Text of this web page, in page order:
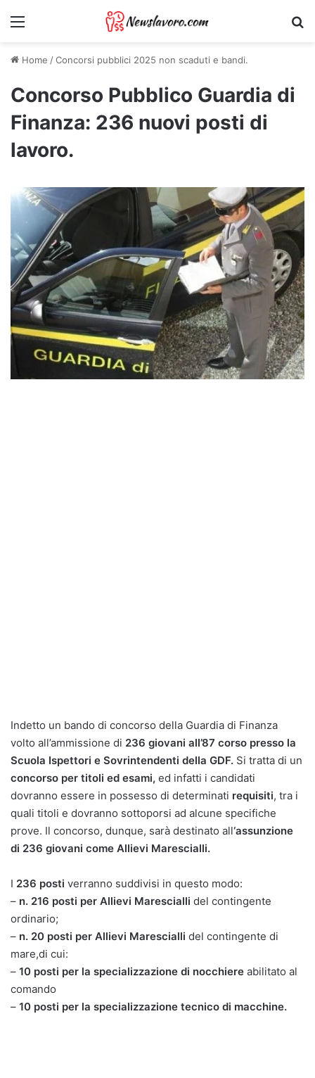
Menu
Home /Concorsi pubblici 2025 non scaduti e bandi.
Concorso Pubblico Guardia di
Finanza: 236 nuovi posti di
lavoro.
Indetto un bando di concorso della Guardia di Finanza
volto all’ammissione di 236 giovani all’87 corso presso la
Scuola Ispettori e Sovrintendenti della GDF. Si tratta di un
concorso per titoli ed esami, ed infatti i candidati
dovranno essere in possesso di determinati requisiti, tra i
quali titoli e dovranno sottoporsi ad alcune specifiche
prove. Il concorso, dunque, sarà destinato all‘assunzione
di 236 giovani come Allievi Marescialli.
I 236 posti verranno suddivisi in questo modo:
– n. 216 posti per Allievi Marescialli del contingente
ordinario;
– n. 20 posti per Allievi Marescialli del contingente di
mare,di cui:
– 10 posti per la specializzazione di nocchiere abilitato al
comando
– 10 posti per la specializzazione tecnico di macchine.